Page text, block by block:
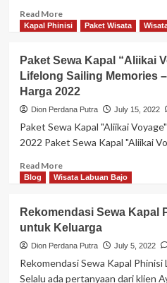
Ho
by
Read MoreRead
more
Sewa
Kapal
Phinisi
Labuan
Ciela
Liveaboard
Ayotraveling
Review
Kapal Phinisi Paket Wisata
Paket Sewa Kapal “Aliikai
Lifelong Sailing Memories
Harga 2022
Dion Perdana Putra July 15, 2022
Paket Sewa Kapal "Aliikai
2022 Paket Sewa Kapal "Aliikai
Read MoreRead
more
Sewa
Kapal
“Aliikai
Voyage”
Blog Wisata Labuan Bajo
Rekomendasi Sewa Kapal
untuk Keluarga
Dion Perdana Putra July 5, 2022
Rekomendasi Sewa Kapal
Selalu ada pertanyaan dari klien